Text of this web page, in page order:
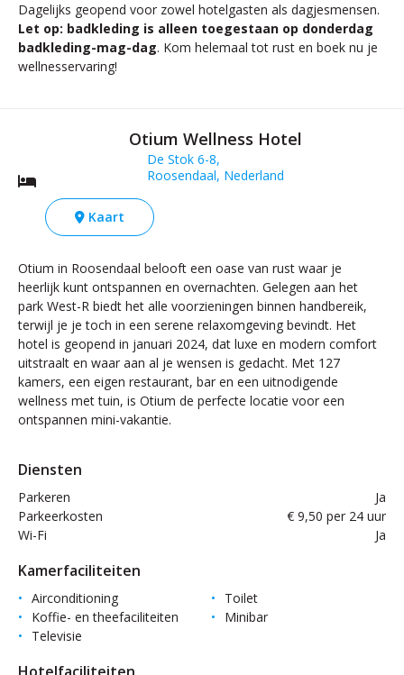
Dagelijks geopend voor zowel hotelgasten als dagjesmensen.
Let op: badkleding is alleen toegestaan op donderdag
badkleding-mag-dag. Kom helemaal tot rust en boek nu je
wellnesservaring!
Otium Wellness Hotel
De Stok 6-8,
Roosendaal, Nederland
Kaart
Otium in Roosendaal belooft een oase van rust waar je
heerlijk kunt ontspannen en overnachten. Gelegen aan het
park West-R biedt het alle voorzieningen binnen handbereik,
terwijl je je toch in een serene relaxomgeving bevindt. Het
hotel is geopend in januari 2024, dat luxe en modern comfort
uitstraalt en waar aan al je wensen is gedacht. Met 127
kamers, een eigen restaurant, bar en een uitnodigende
wellness met tuin, is Otium de perfecte locatie voor een
ontspannen mini-vakantie.
Diensten
Parkeren
Ja
Parkeerkosten
€ 9,50 per 24 uur
Wi-Fi
Ja
Kamerfaciliteiten
Airconditioning
Toilet
Koffie- en theefaciliteiten
Minibar
Televisie